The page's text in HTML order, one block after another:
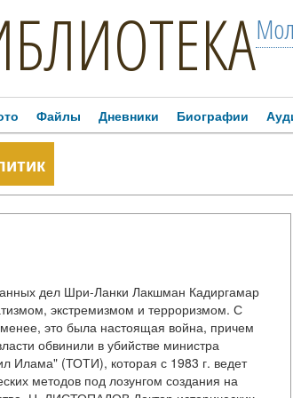
Файлы Дневники Биографии
дел Шри-Ланки Лакшман Кадиргамар
экстремизмом и терроризмом. С
это была настоящая война, причем
обвинили в убийстве министра
Илама" (ТОТИ), которая с 1983 г. ведет
методов под лозунгом создания на